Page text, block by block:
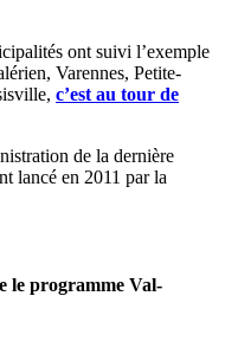
ont suivi l’exemple
Varennes, Petite-
c’est au tour de
de la dernière
lancé en 2011 par la
le programme Val-